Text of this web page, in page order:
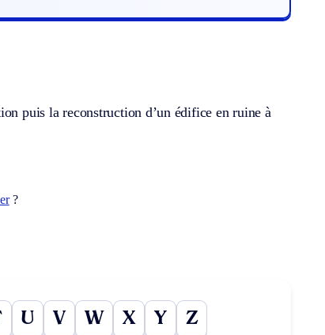
puis la reconstruction d’un édifice en ruine à
?
U V W X Y Z